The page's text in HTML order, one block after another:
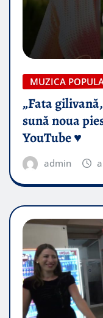
MUZICA
„Fata
sună noua
YouTube ♥️
admin